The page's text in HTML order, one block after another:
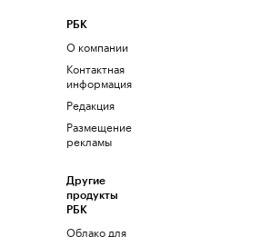
РБК
О компании
Контактная
информация
Редакция
Размещение
рекламы
Другие
продукты
РБК
Облако для